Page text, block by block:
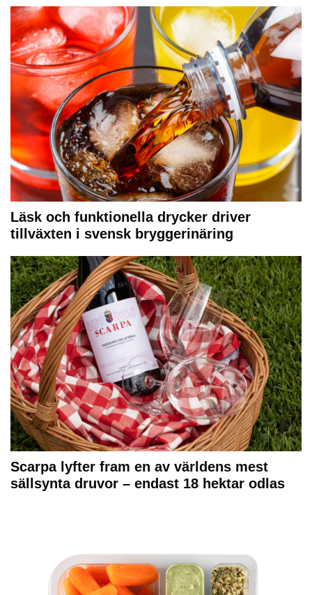
Läsk och funktionella drycker driver
tillväxten i svensk bryggerinäring
Scarpa lyfter fram en av världens mest
sällsynta druvor – endast 18 hektar odlas